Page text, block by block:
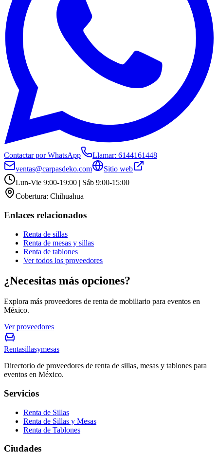
Contactar por WhatsApp Llamar: 6144161448
ventas@carpasdeko.com
Sitio web
Lun-Vie 9:00-19:00 | Sáb 9:00-15:00
Cobertura: Chihuahua
Enlaces relacionados
Renta de sillas
Renta de mesas y sillas
Renta de tablones
Ver todos los proveedores
¿Necesitas más opciones?
Explora más proveedores de renta de mobiliario para eventos en
México.
Ver proveedores
Rentasillasymesas
Directorio de proveedores de renta de sillas, mesas y tablones para
eventos en México.
Servicios
Renta de Sillas
Renta de Sillas y Mesas
Renta de Tablones
Ciudades